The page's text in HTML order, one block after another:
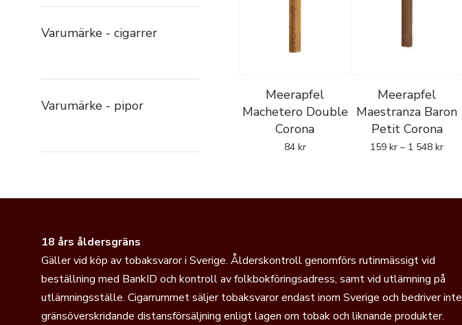
Varumärke - cigarrer
Varumärke - pipor
Meerapfel
Machetero Double
Corona
84 kr
Meerapfel
Maestranza Baron
Petit Corona
159kr – 1 548kr
18 års åldersgräns
Gäller vid köp av tobaksvaror i Sverige. Ålderskontroll genomförs rutinmässigt vid
beställning med BankID och kontroll av folkbokföringsadress, samt vid utlämning på
utlämningsställe. Cigarrummet säljer tobaksvaror endast inom Sverige och bedriver inte
gränsöverskridande distansförsäljning enligt lagen om tobak och liknande produkter.